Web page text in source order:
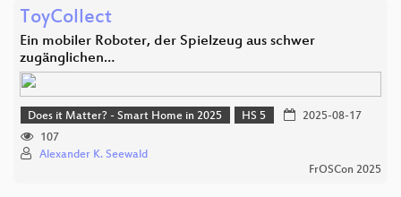
ToyCollect
Ein mobiler Roboter, der Spielzeug aus schwer
zugänglichen…
Does it Matter? - Smart Home in 2025 HS 5
2025-08-17
107
Alexander K. Seewald
FrOSCon 2025